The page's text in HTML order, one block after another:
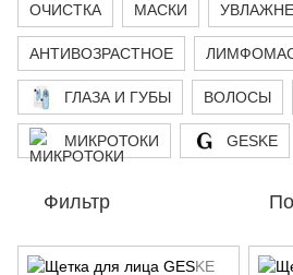
ОЧИСТКА МАСКИ
АНТИВОЗРАСТНОЕ
ГЛАЗА И ГУБЫ ВОЛОСЫ
МИКРОТОКИ GESKE
Фильтр